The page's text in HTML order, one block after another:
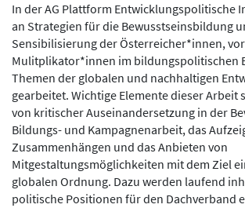
In der AG Plattform Entwicklungspolitische
an Strategien für die Bewusstseinsbildung
Sensibilisierung der Österreicher*innen,
Mulitplikator*innen im bildungspolitischen
Themen der globalen und nachhaltigen
gearbeitet. Wichtige Elemente dieser Arbeit
von kritischer Auseinandersetzung in der
Bildungs- und Kampagnenarbeit, das
Zusammenhängen und das Anbieten von
Mitgestaltungsmöglichkeiten mit dem Ziel
globalen Ordnung. Dazu werden laufend
politische Positionen für den Dachverband